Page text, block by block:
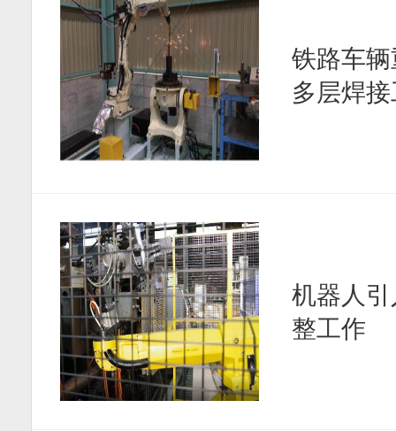
铁路车
多层焊
机器人
整工作